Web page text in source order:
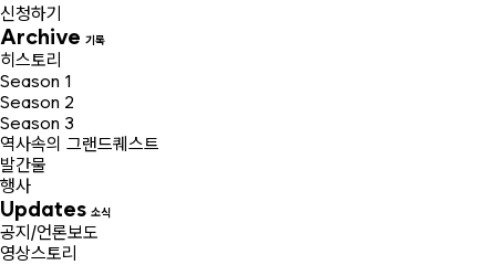
신청하기
Archive 기록
히스토리
Season 1
Season 2
Season 3
역사속의 그랜드퀘스트
발간물
행사
Updates 소식
공지/언론보도
영상스토리